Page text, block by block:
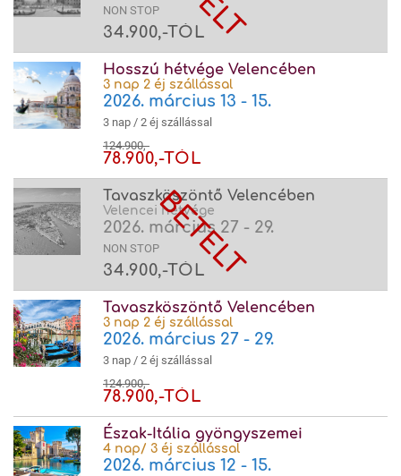
NON STOP
34.900,-TÓL
Hosszú hétvége Velencében
3 nap 2 éj szállással
2026. március 13 - 15.
3 nap / 2 éj szállással
124.900,-
78.900,-TÓL
Tavaszköszöntő Velencében
Velencei hétvége
2026. március 27 - 29.
NON STOP
34.900,-TÓL
Tavaszköszöntő Velencében
3 nap 2 éj szállással
2026. március 27 - 29.
3 nap / 2 éj szállással
124.900,-
78.900,-TÓL
Észak-Itália gyöngyszemei
4 nap/ 3 éj szállással
2026. március 12 - 15.